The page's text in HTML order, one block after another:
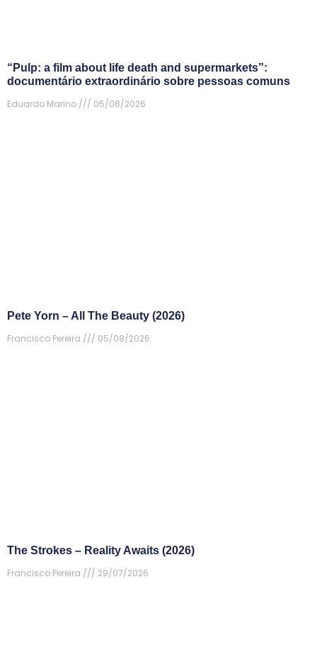
“Pulp: a film about life death and supermarkets”:
documentário extraordinário sobre pessoas comuns
Eduardo Marino
05/08/2026
Pete Yorn – All The Beauty (2026)
Francisco Pereira
05/08/2026
The Strokes – Reality Awaits (2026)
Francisco Pereira
29/07/2026